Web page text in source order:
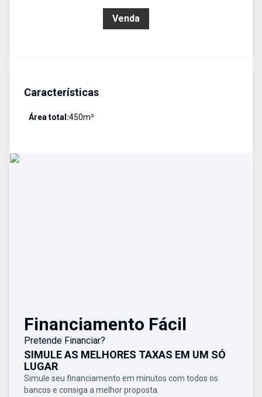
Venda
Características
Área total:450m²
Financiamento Fácil
Pretende Financiar?
SIMULE AS MELHORES TAXAS EM UM SÓ
LUGAR
Simule seu financiamento em minutos com todos os
bancos e consiga a melhor proposta.